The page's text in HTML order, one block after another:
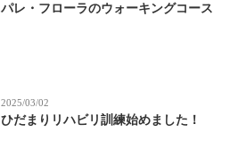
パレ・フローラのウォーキングコース
2025/03/02
ひだまりリハビリ訓練始めました！